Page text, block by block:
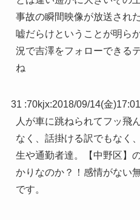
事故の瞬間映像が放送され
嘘だらけということが明ら
況で吉澤をフォローできる
ね
31 :70kjx:2018/09/14(金
人が車に跳ねられてフッ飛
なく、話掛ける訳でもなく
生や通勤者達。【中野区】
かりなのか？！感情がない
です。